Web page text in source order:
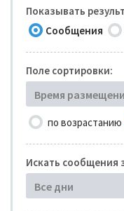
Показывать
Сообщения
Поле сортировки:
Время
по возрастанию
Искать сообщения
Все дни